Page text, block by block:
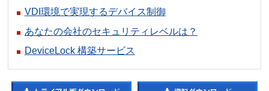
VDI環境で実現するデバイス制御
あなたの会社のセキュリティレベルは？
DeviceLock 構築サービス